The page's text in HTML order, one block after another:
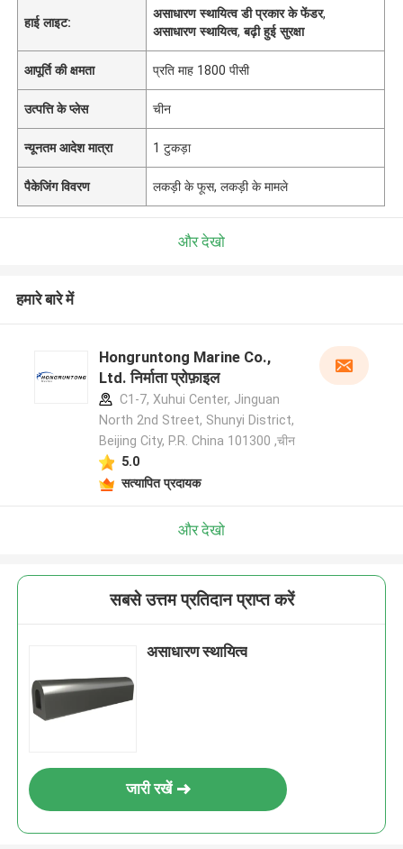
हाई लाइट:
असाधारण स्थायित्व डी प्रकार के फेंडर,
असाधारण स्थायित्व,बढ़ी हुई सुरक्षा
आपूर्ति की क्षमता प्रति माह 1800 पीसी
उत्पत्ति के प्लेस चीन
न्यूनतम आदेश मात्रा 1 टुकड़ा
पैकेजिंग विवरण लकड़ी के फूस, लकड़ी के मामले
और देखो
हमारे बारे में
Hongruntong Marine Co.,
Ltd. निर्माता प्रोफ़ाइल
C1-7, Xuhui Center, Jinguan
North 2nd Street, Shunyi District,
Beijing City, P.R. China 101300 ,चीन
5.0
सत्यापित प्रदायक
और देखो
सबसे उत्तम प्रतिदान प्राप्त करें
असाधारण स्थायित्व
जारी रखें